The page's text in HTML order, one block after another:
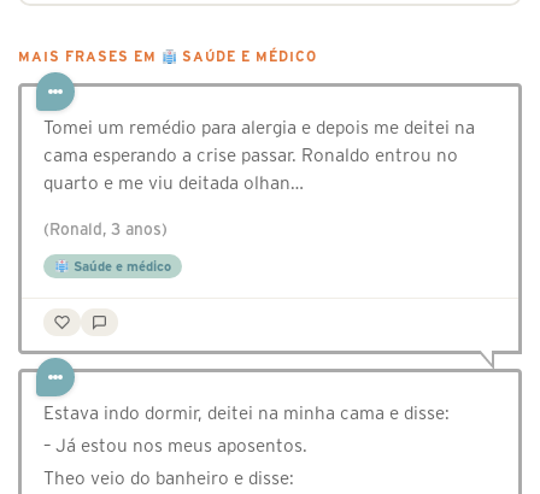
MAIS FRASES EM SAÚDE E MÉDICO
Tomei um remédio para alergia e depois me deitei na
cama esperando a crise passar. Ronaldo entrou no
quarto e me viu deitada olhan…
(Ronald, 3 anos)
Saúde e médico
Estava indo dormir, deitei na minha cama e disse:
– Já estou nos meus aposentos.
Theo veio do banheiro e disse: